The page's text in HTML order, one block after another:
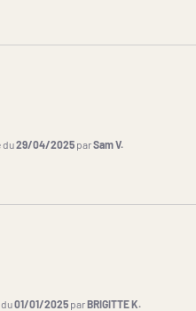
du29/04/2025 parSam V.
du01/01/2025 parBRIGITTE K.